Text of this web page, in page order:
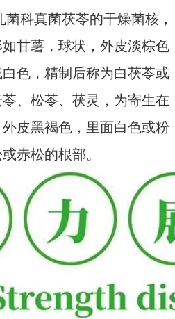
科真菌茯苓的干燥菌核，
甘薯，球状，外皮淡棕色
色，精制后称为白茯苓或
、松苓、茯灵，为寄生在
皮黑褐色，里面白色或粉
赤松的根部。